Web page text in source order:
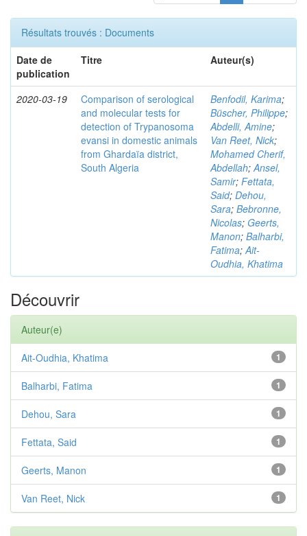
Résultats trouvés : Documents
Date de
publication
Titre Auteur(s)
2020-03-19
Comparison of serological
and molecular tests for
detection of Trypanosoma
evansi in domestic animals
from Ghardaïa district,
South Algeria
Benfodil, Karima;
Büscher, Philippe;
Abdelli, Amine;
Van Reet, Nick;
Mohamed Cherif,
Abdellah;Ansel,
Samir; Fettata,
Said; Dehou,
Sara; Bebronne,
Nicolas; Geerts,
Manon; Balharbi,
Fatima;Ait-
Oudhia, Khatima
Découvrir
Auteur(e)
1
Ait-Oudhia, Khatima
1
Balharbi, Fatima
1
Dehou, Sara
1
Fettata, Said
1
Geerts, Manon
1
Van Reet, Nick